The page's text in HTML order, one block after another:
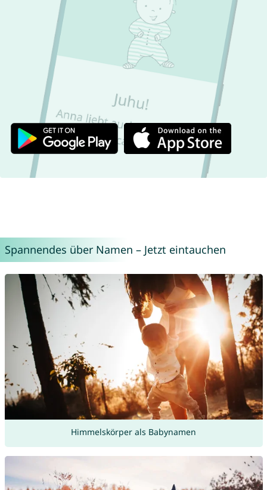
Spannendes über Namen – Jetzt eintauchen
Himmelskörper als Babynamen